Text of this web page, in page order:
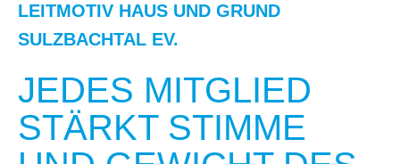
LEITMOTIV HAUS UND GRUND
SULZBACHTAL EV.
JEDES MITGLIED
STÄRKT STIMME